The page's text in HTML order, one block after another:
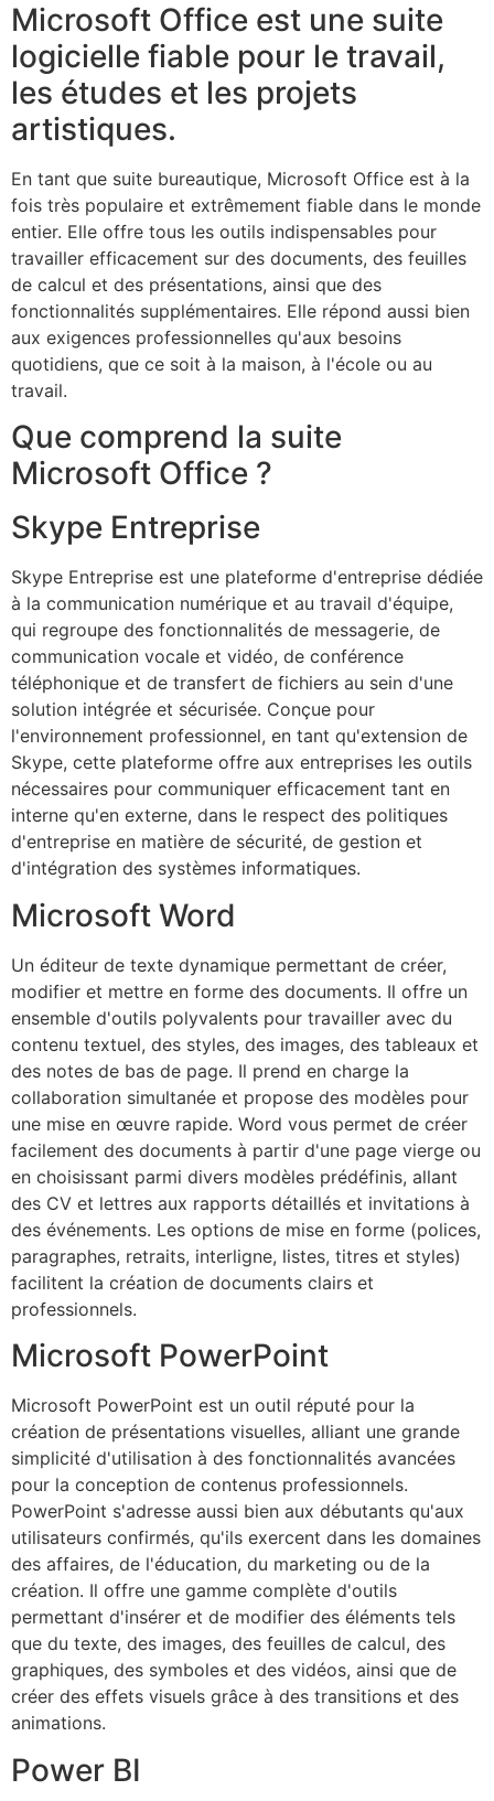
Microsoft Office est une suite
logicielle fiable pour le travail,
les études et les projets
artistiques.
En tant que suite bureautique, Microsoft Office est à la
fois très populaire et extrêmement fiable dans le monde
entier. Elle offre tous les outils indispensables pour
travailler efficacement sur des documents, des feuilles
de calcul et des présentations, ainsi que des
fonctionnalités supplémentaires. Elle répond aussi bien
aux exigences professionnelles qu'aux besoins
quotidiens, que ce soit à la maison, à l'école ou au
travail.
Que comprend la suite
Microsoft Office ?
Skype Entreprise
Skype Entreprise est une plateforme d'entreprise dédiée
à la communication numérique et au travail d'équipe,
qui regroupe des fonctionnalités de messagerie, de
communication vocale et vidéo, de conférence
téléphonique et de transfert de fichiers au sein d'une
solution intégrée et sécurisée. Conçue pour
l'environnement professionnel, en tant qu'extension de
Skype, cette plateforme offre aux entreprises les outils
nécessaires pour communiquer efficacement tant en
interne qu'en externe, dans le respect des politiques
d'entreprise en matière de sécurité, de gestion et
d'intégration des systèmes informatiques.
Microsoft Word
Un éditeur de texte dynamique permettant de créer,
modifier et mettre en forme des documents. Il offre un
ensemble d'outils polyvalents pour travailler avec du
contenu textuel, des styles, des images, des tableaux et
des notes de bas de page. Il prend en charge la
collaboration simultanée et propose des modèles pour
une mise en œuvre rapide. Word vous permet de créer
facilement des documents à partir d'une page vierge ou
en choisissant parmi divers modèles prédéfinis, allant
des CV et lettres aux rapports détaillés et invitations à
des événements. Les options de mise en forme (polices,
paragraphes, retraits, interligne, listes, titres et styles)
facilitent la création de documents clairs et
professionnels.
Microsoft PowerPoint
Microsoft PowerPoint est un outil réputé pour la
création de présentations visuelles, alliant une grande
simplicité d'utilisation à des fonctionnalités avancées
pour la conception de contenus professionnels.
PowerPoint s'adresse aussi bien aux débutants qu'aux
utilisateurs confirmés, qu'ils exercent dans les domaines
des affaires, de l'éducation, du marketing ou de la
création. Il offre une gamme complète d'outils
permettant d'insérer et de modifier des éléments tels
que du texte, des images, des feuilles de calcul, des
graphiques, des symboles et des vidéos, ainsi que de
créer des effets visuels grâce à des transitions et des
animations.
Power BI